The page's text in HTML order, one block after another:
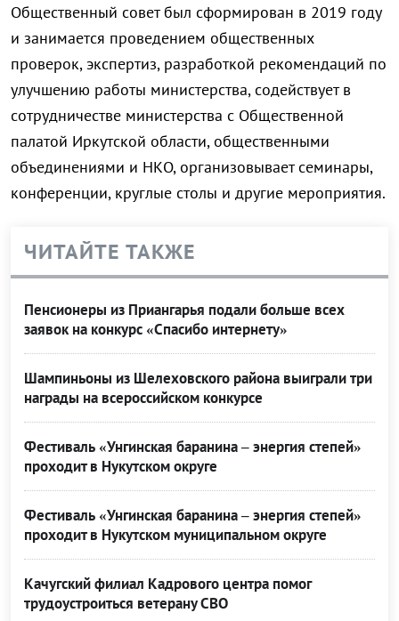
Общественный совет был сформирован в 2019 году
и занимается проведением общественных
проверок, экспертиз, разработкой рекомендаций по
улучшению работы министерства, содействует в
сотрудничестве министерства с Общественной
палатой Иркутской области, общественными
объединениями и НКО, организовывает семинары,
конференции, круглые столы и другие мероприятия.
ЧИТАЙТЕ ТАКЖЕ
Пенсионеры из Приангарья подали больше всех
заявок на конкурс «Спасибо интернету»
Шампиньоны из Шелеховского района выиграли три
награды на всероссийском конкурсе
Фестиваль «Унгинская баранина – энергия степей»
проходит в Нукутском округе
Фестиваль «Унгинская баранина – энергия степей»
проходит в Нукутском муниципальном округе
Качугский филиал Кадрового центра помог
трудоустроиться ветерану СВО